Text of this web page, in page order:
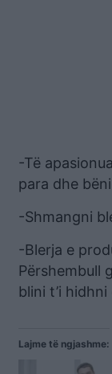
-Të
para dhe
-Shmangni
-Blerja e
Përshembull
blini t’i
Lajme të ngjashme: